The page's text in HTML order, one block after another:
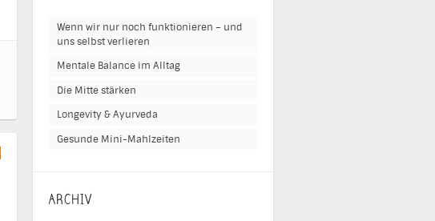
Wenn wir nur noch funktionieren – und
uns selbst verlieren
Mentale Balance im Alltag
Die Mitte stärken
Longevity & Ayurveda
Gesunde Mini-Mahlzeiten
ARCHIV